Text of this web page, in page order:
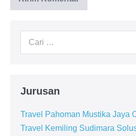
Jurusan
Travel Pahoman Mustika Jaya
Travel Kemiling Sudimara